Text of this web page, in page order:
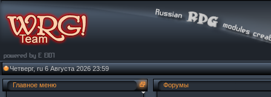
Четверг, ru 6 Августа 2026 23:59
Главное меню Форумы